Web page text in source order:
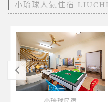
小琉球人氣住宿